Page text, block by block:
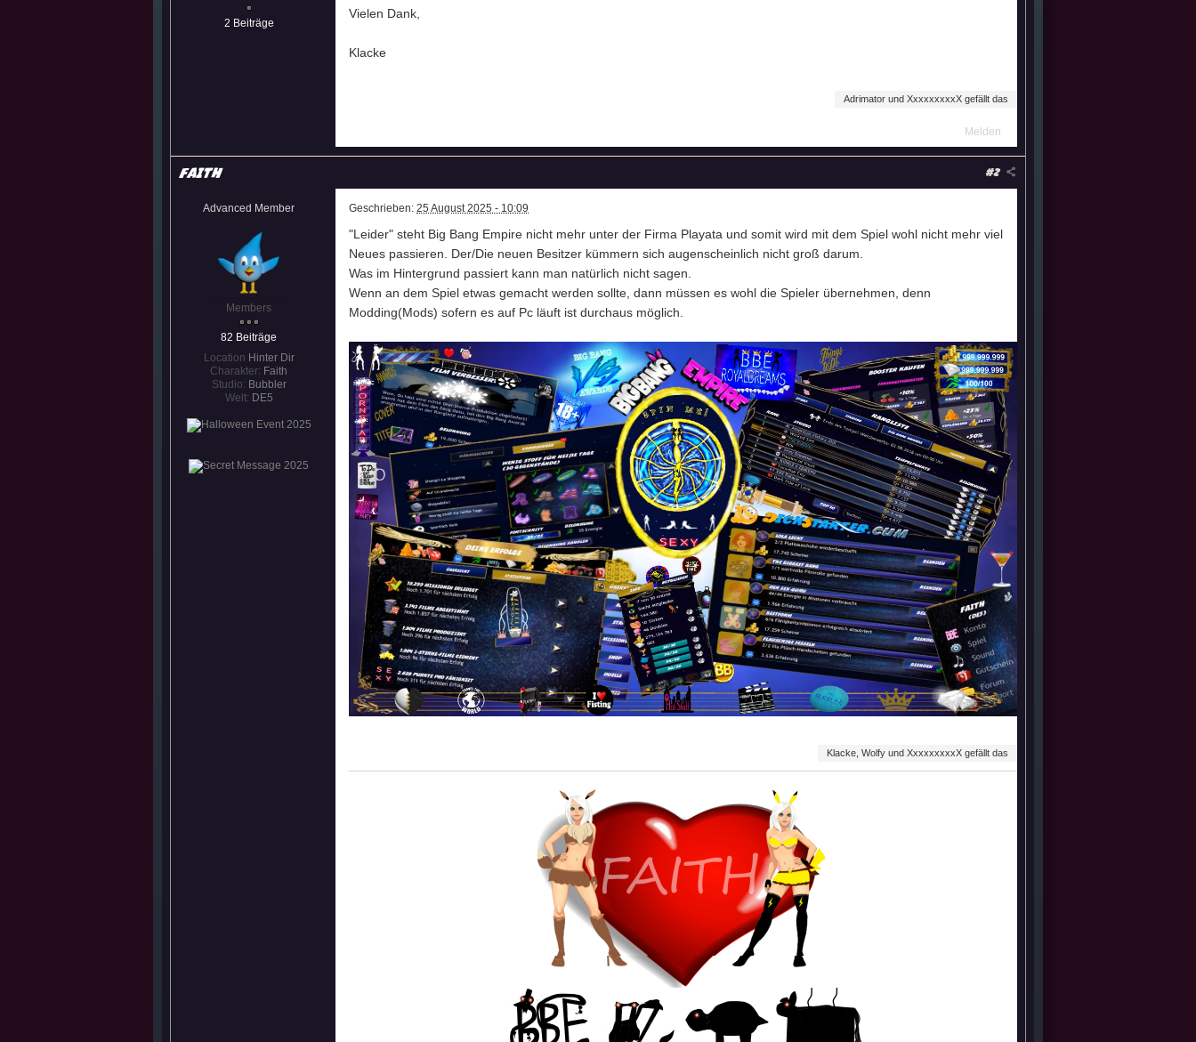
Adrimator :
2 Beiträge
Vielen Dank,
Klacke
Adrimator und XxxxxxxxxX gefällt das
Melden
#2
Faith
Advanced Member
Members
82 Beiträge
Location Hinter Dir
Charakter: Faith
Studio: Bubbler
Welt: DE5
Geschrieben: 25 August 2025 - 10:09
"Leider" steht Big Bang Empire nicht mehr unter der Firma Playata und somit wird mit dem Spiel wohl nicht mehr viel
Neues passieren. Der/Die neuen Besitzer kümmern sich augenscheinlich nicht groß darum.
Was im Hintergrund passiert kann man natürlich nicht sagen.
Wenn an dem Spiel etwas gemacht werden sollte, dann müssen es wohl die Spieler übernehmen, denn
Modding(Mods) sofern es auf Pc läuft ist durchaus möglich.
Klacke, Wolfy und XxxxxxxxxX gefällt das